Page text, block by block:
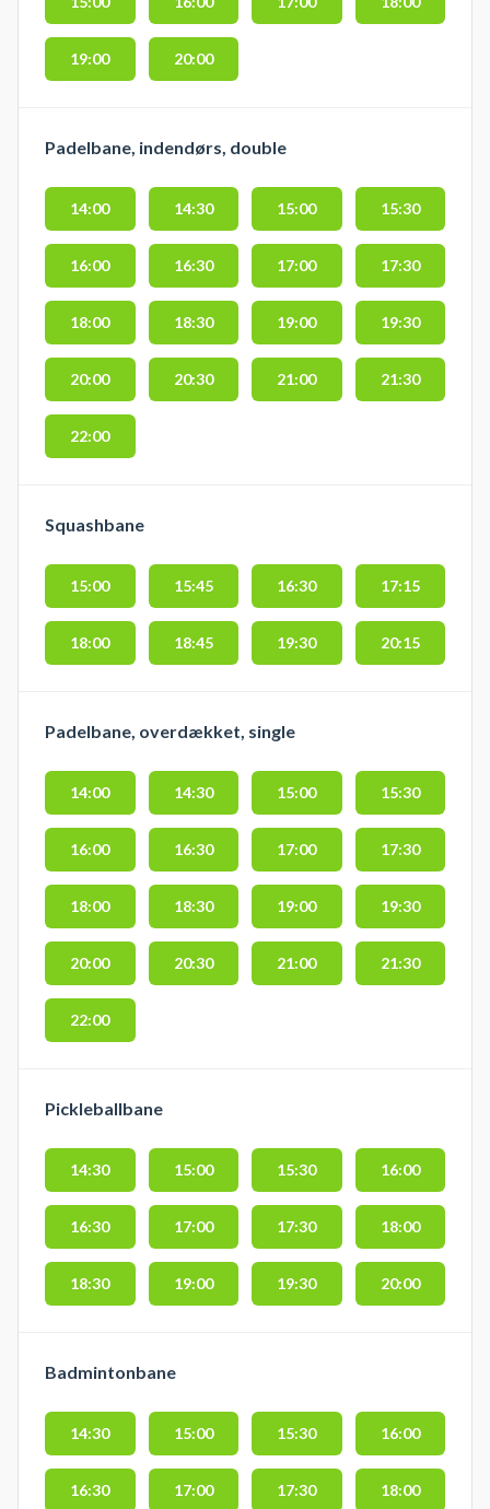
19:00 20:00
Padelbane, indendørs, double
14:00 14:30 15:00 15:30
16:00 16:30 17:00 17:30
18:00 18:30 19:00 19:30
20:00 20:30 21:00 21:30
22:00
Squashbane
15:00 15:45 16:30 17:15
18:00 18:45 19:30 20:15
Padelbane, overdækket, single
14:00 14:30 15:00 15:30
16:00 16:30 17:00 17:30
18:00 18:30 19:00 19:30
20:00 20:30 21:00 21:30
22:00
Pickleballbane
14:30 15:00 15:30 16:00
16:30 17:00 17:30 18:00
18:30 19:00 19:30 20:00
Badmintonbane
14:30 15:00 15:30 16:00
16:30 17:00 17:30 18:00